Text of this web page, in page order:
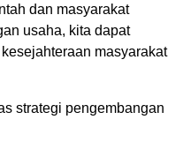
dan masyarakat
usaha, kita dapat
masyarakat
strategi pengembangan